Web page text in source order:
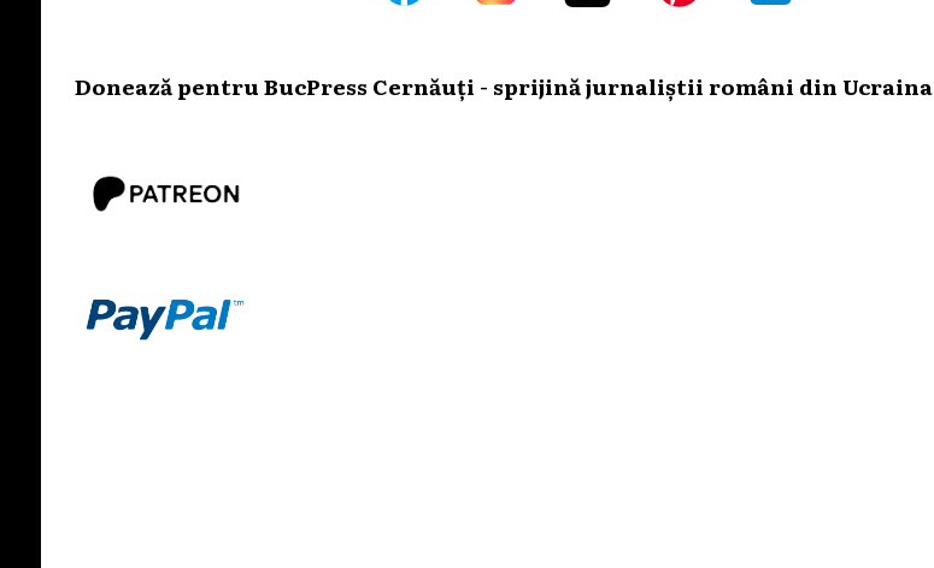
Donează pentru BucPress Cernăuți - sprijină jurnaliștii români din Ucraina